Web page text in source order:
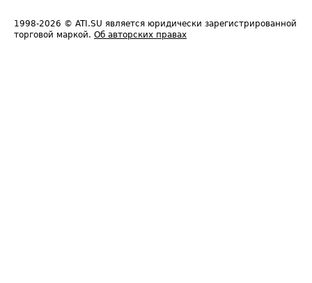
1998-2026 © ATI.SU является юридически зарегистрированной
торговой маркой. Об авторских правах